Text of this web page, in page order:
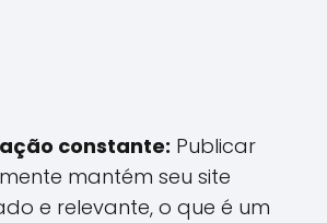
constante: Publicar
mantém seu site
e relevante, o que é um